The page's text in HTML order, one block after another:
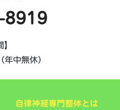
8919
】
中無休）
自律神経専門整体とは